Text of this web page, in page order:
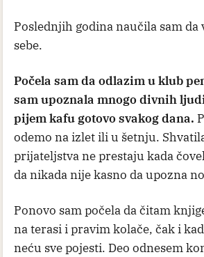
Poslednjih godina naučila sam da
sebe.
Počela sam da odlazim u klub
sam upoznala mnogo divnih
pijem kafu gotovo svakog dana.
odemo na izlet ili u šetnju.
prijateljstva ne prestaju kada
da nikada nije kasno da upozna
Ponovo sam počela da čitam
na terasi i pravim kolače, čak i
neću sve pojesti. Deo odnesem